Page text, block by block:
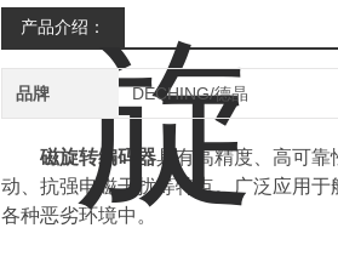
产品介绍：
品牌 DECHING/德晶
磁旋转编码器具有高精度、高可靠
动、抗强电磁干扰等特点。广泛应用
各种恶劣环境中。